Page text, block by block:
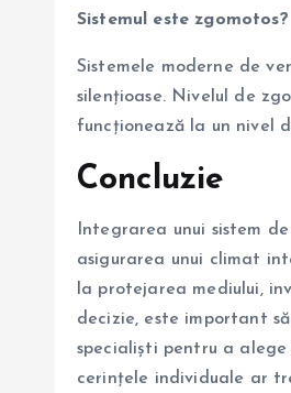
Sistemul este zgomotos?
Sistemele moderne de
silențioase. Nivelul de
funcționează la un nivel
Concluzie
Integrarea unui sistem
asigurarea unui climat
la protejarea mediului,
decizie, este important
specialiști pentru a alege
cerințele individuale ar